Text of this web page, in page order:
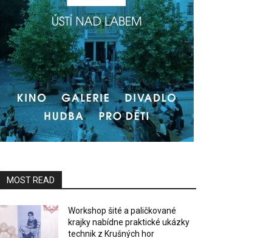
MOST READ
Workshop šité a paličkované
krajky nabídne praktické ukázky
technik z Krušných hor